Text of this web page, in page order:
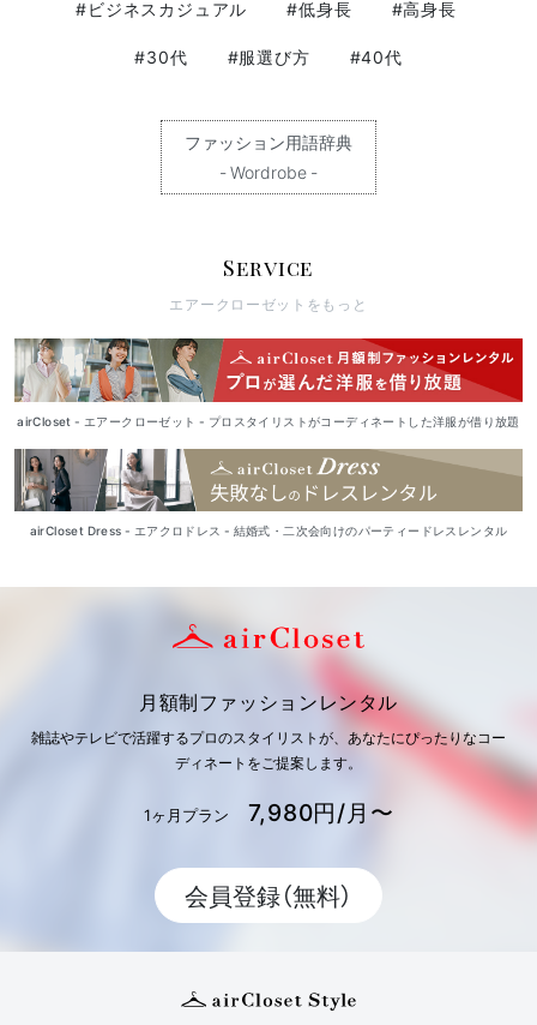
#ビジネスカジュアル
#低身長
#高身長
#30代
#服選び方 #40代
ファッション用語辞典
- Wordrobe -
Service
エアークローゼットをもっと
airCloset - エアークローゼット - プロスタイリストがコーディネートした洋服が借り放題
airCloset Dress - エアクロドレス - 結婚式・二次会向けのパーティードレスレンタル
月額制ファッションレンタル
雑誌やテレビで活躍するプロのスタイリストが、あなたにぴったりなコー
ディネートをご提案します。
1ヶ月プラン 7,980円/月〜
会員登録（無料）